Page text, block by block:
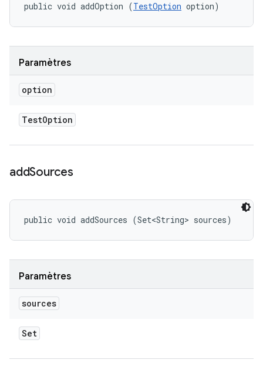
public void addOption (TestOption option)
Paramètres
option
TestOption
addSources
public void addSources (Set<String> sources)
Paramètres
sources
Set